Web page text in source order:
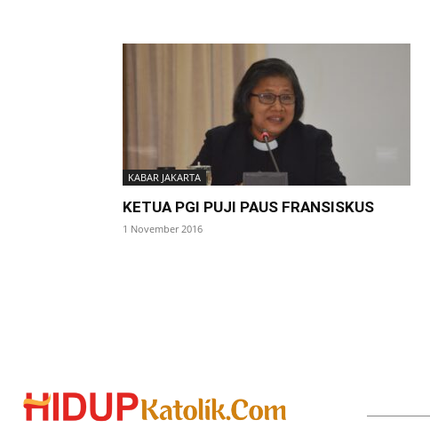
KABAR JAKARTA
KETUA PGI PUJI PAUS FRANSISKUS
1 November 2016